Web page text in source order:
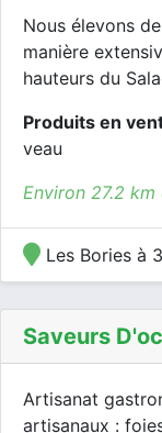
Nous élevons
manière
hauteurs du
Produits en
veau
Environ 27.2 km
Les Bories à
Saveurs D'oc
Artisanat
artisanaux :